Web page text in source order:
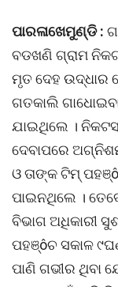
ପାରଳାଖେମୁଣ୍ଡି :
ବଡଖଣି ଗ୍ରାମ
ମୃତ ଦେହ ଉଦ୍ଧାର
ଗତକାଲି
ଯାଇଥିଲେ ।
ଦେବାପରେ ଅଗ୍ନିଶମ
ଓ ତାଙ୍କ ଟିମ୍
ପାଇନଥିଲେ ।
ବିଭାଗ ଅଧିକାରୀ
ପହଞ୍ôଚ ସକାଳ
ପାଣି ଗଭୀର ଥିବା